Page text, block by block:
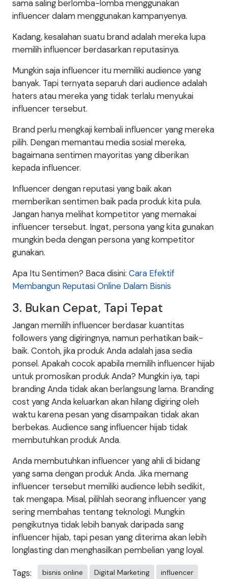
sama saling berlomba-lomba menggunakan
influencer dalam menggunakan kampanyenya.
Kadang, kesalahan suatu brand adalah mereka lupa
memilih influencer berdasarkan reputasinya.
Mungkin saja influencer itu memiliki audience yang
banyak. Tapi ternyata separuh dari audience adalah
haters atau mereka yang tidak terlalu menyukai
influencer tersebut.
Brand perlu mengkaji kembali influencer yang mereka
pilih. Dengan memantau media sosial mereka,
bagaimana sentimen mayoritas yang diberikan
kepada influencer.
Influencer dengan reputasi yang baik akan
memberikan sentimen baik pada produk kita pula.
Jangan hanya melihat kompetitor yang memakai
influencer tersebut. Ingat, persona yang kita gunakan
mungkin beda dengan persona yang kompetitor
gunakan.
Apa Itu Sentimen? Baca disini: Cara Efektif
Membangun Reputasi Online Dalam Bisnis
3. Bukan Cepat, Tapi Tepat
Jangan memilih influencer berdasar kuantitas
followers yang digiringnya, namun perhatikan baik-
baik. Contoh, jika produk Anda adalah jasa sedia
ponsel. Apakah cocok apabila memilih influencer hijab
untuk promosikan produk Anda? Mungkin iya, tapi
branding Anda tidak akan berlangsung lama. Branding
cost yang Anda keluarkan akan hilang digiring oleh
waktu karena pesan yang disampaikan tidak akan
berbekas. Audience sang influencer hijab tidak
membutuhkan produk Anda.
Anda membutuhkan influencer yang ahli di bidang
yang sama dengan produk Anda. Jika memang
influencer tersebut memiliki audience lebih sedikit,
tak mengapa. Misal, pilihlah seorang influencer yang
sering membahas tentang teknologi. Mungkin
pengikutnya tidak lebih banyak daripada sang
influencer hijab, tapi pesan yang diterima akan lebih
longlasting dan menghasilkan pembelian yang loyal.
Tags: bisnis online Digital Marketing
influencer